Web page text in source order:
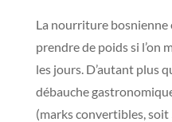
La nourriture bosnienne
prendre de poids si l’on
les jours. D’autant plus
débauche
(marks convertibles,